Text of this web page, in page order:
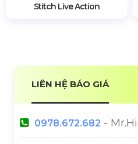
Stitch Live Action
LIÊN HỆ BÁO GIÁ
0978.672.682 -